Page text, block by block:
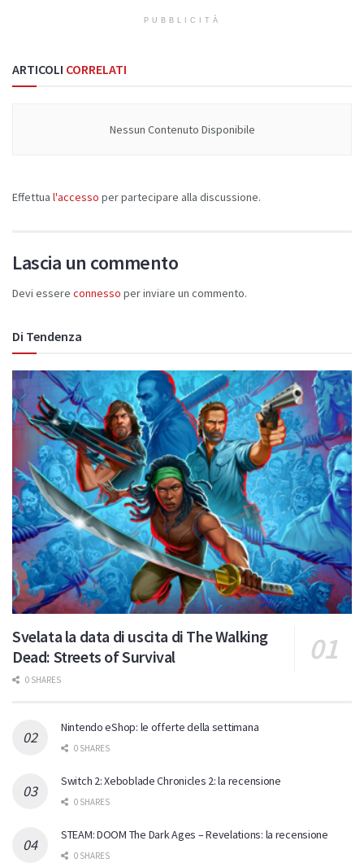
PUBBLICITÀ
ARTICOLI CORRELATI
Nessun Contenuto Disponibile
Effettua l'accesso per partecipare alla discussione.
Lascia un commento
Devi essere connesso per inviare un commento.
Di Tendenza
Svelata la data di uscita di The Walking
Dead: Streets of Survival
0 SHARES
Nintendo eShop: le offerte della settimana
0 SHARES
Switch 2: Xeboblade Chronicles 2: la recensione
0 SHARES
STEAM: DOOM The Dark Ages – Revelations: la recensione
0 SHARES